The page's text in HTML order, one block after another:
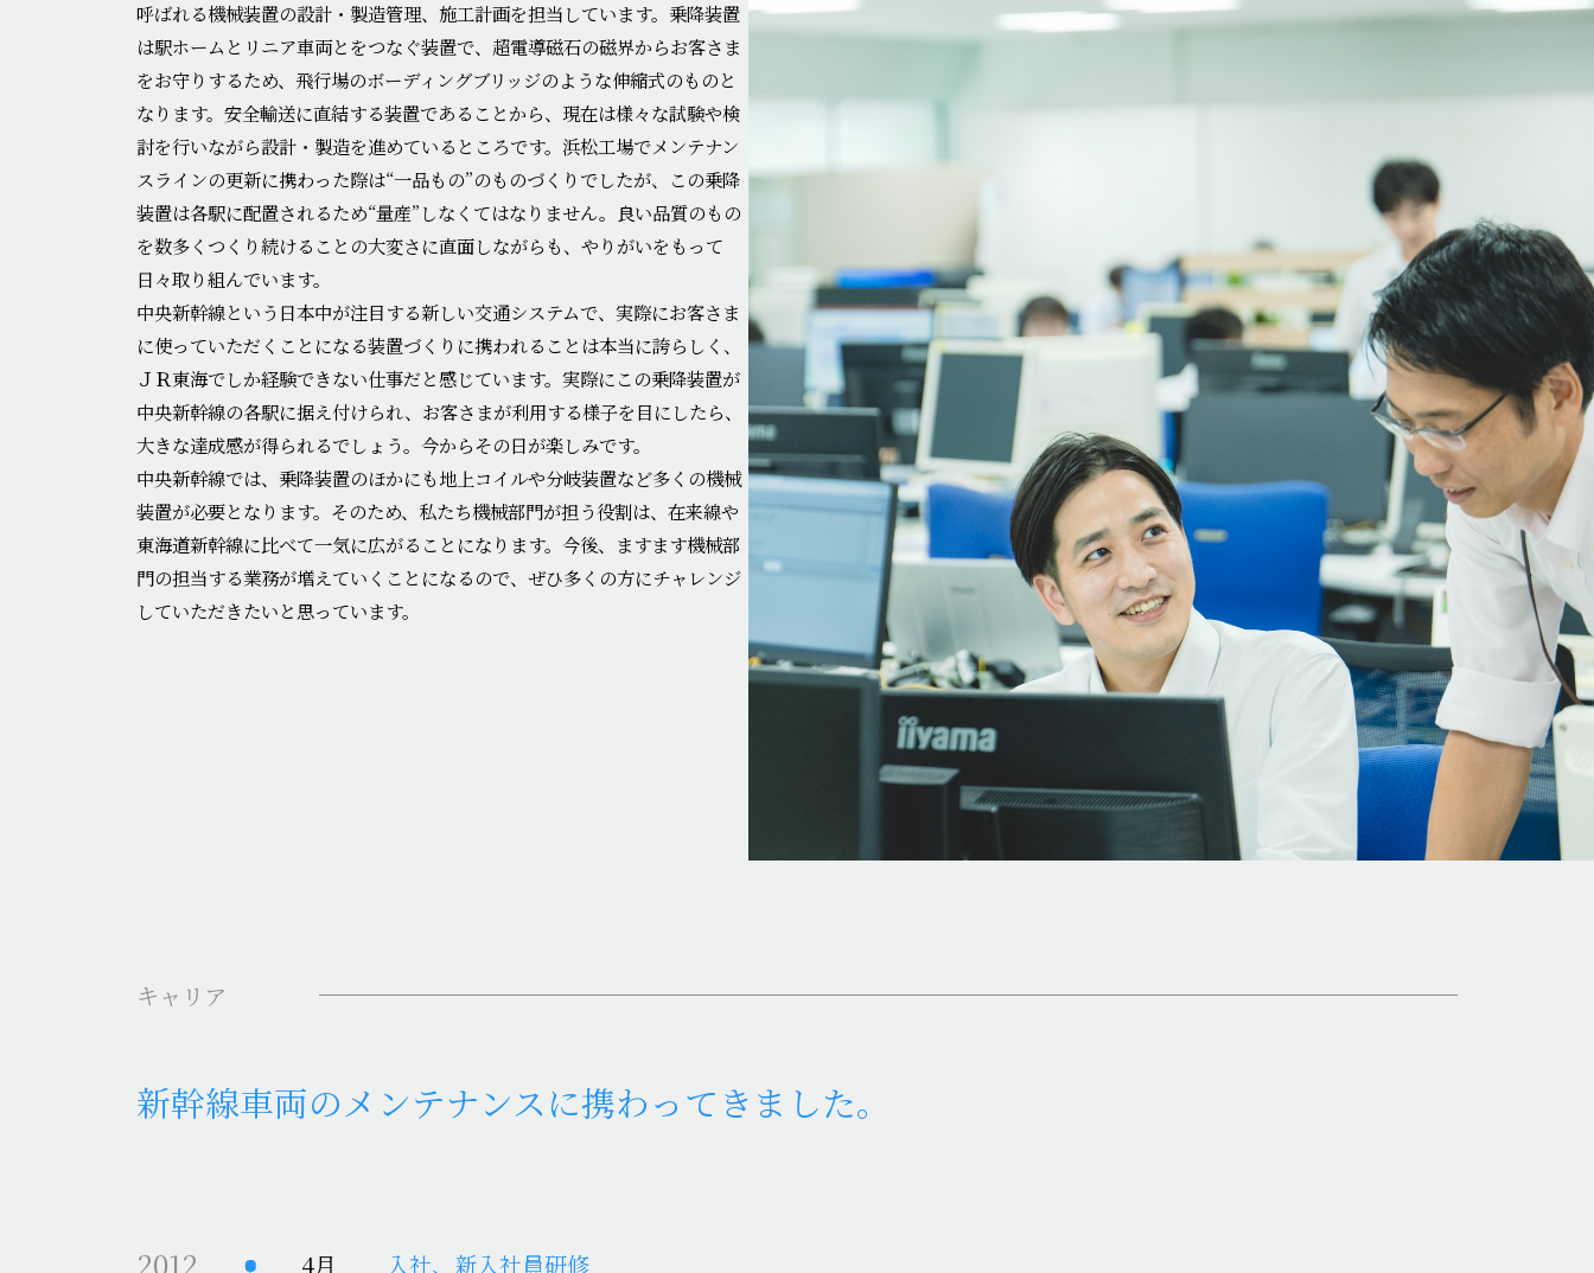
呼ばれる機械装置の設計・製造管理、施工計画を担当しています。乗降装置
は駅ホームとリニア車両とをつなぐ装置で、超電導磁石の磁界からお客さま
をお守りするため、飛行場のボーディングブリッジのような伸縮式のものと
なります。安全輸送に直結する装置であることから、現在は様々な試験や検
討を行いながら設計・製造を進めているところです。浜松工場でメンテナン
スラインの更新に携わった際は“一品もの”のものづくりでしたが、この乗降
装置は各駅に配置されるため“量産”しなくてはなりません。良い品質のもの
を数多くつくり続けることの大変さに直面しながらも、やりがいをもって
日々取り組んでいます。
中央新幹線という日本中が注目する新しい交通システムで、実際にお客さま
に使っていただくことになる装置づくりに携われることは本当に誇らしく、
ＪＲ東海でしか経験できない仕事だと感じています。実際にこの乗降装置が
中央新幹線の各駅に据え付けられ、お客さまが利用する様子を目にしたら、
大きな達成感が得られるでしょう。今からその日が楽しみです。
中央新幹線では、乗降装置のほかにも地上コイルや分岐装置など多くの機械
装置が必要となります。そのため、私たち機械部門が担う役割は、在来線や
東海道新幹線に比べて一気に広がることになります。今後、ますます機械部
門の担当する業務が増えていくことになるので、ぜひ多くの方にチャレンジ
していただきたいと思っています。
キャリア
新幹線車両のメンテナンスに携わってきました。
2012 4月 入社、新入社員研修